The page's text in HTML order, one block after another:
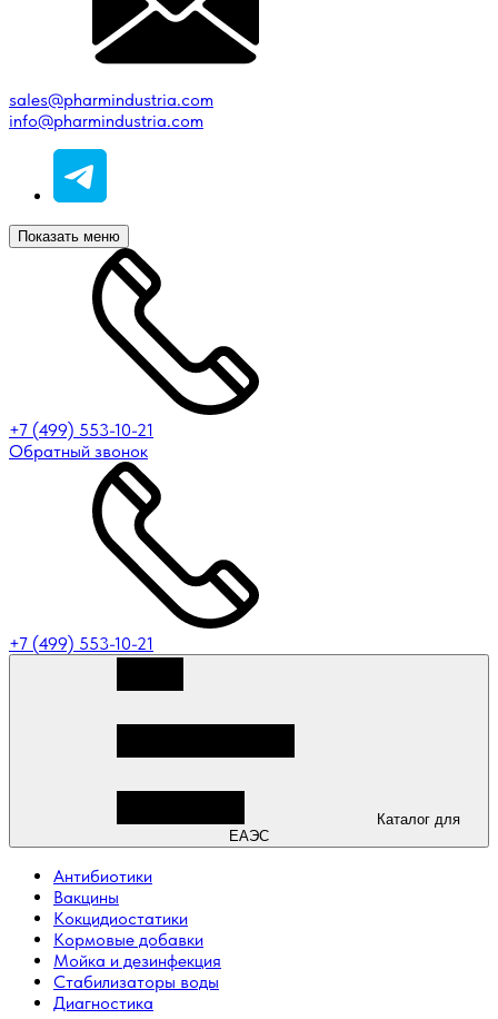
sales@pharmindustria.com
info@pharmindustria.com
Показать меню
+7 (499) 553-10-21
Обратный звонок
+7 (499) 553-10-21
ЕАЭС
Антибиотики
Вакцины
Кокцидиостатики
Кормовые добавки
Мойка и дезинфекция
Стабилизаторы воды
Диагностика